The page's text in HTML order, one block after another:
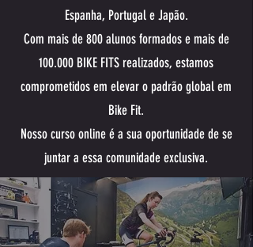
Espanha, Portugal e Japão.
Com mais de 800 alunos formados e mais de
100.000 BIKE FITS realizados, estamos
comprometidos em elevar o padrão global em
Bike Fit.
Nosso curso online é a sua oportunidade de se
juntar a essa comunidade exclusiva.